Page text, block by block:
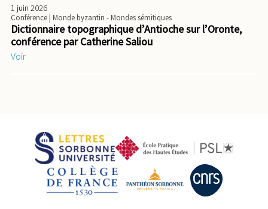
1 juin 2026
Conférence| Monde byzantin - Mondes sémitiques
Dictionnaire topographique d’Antioche sur l’Oronte,
conférence par Catherine Saliou
Voir